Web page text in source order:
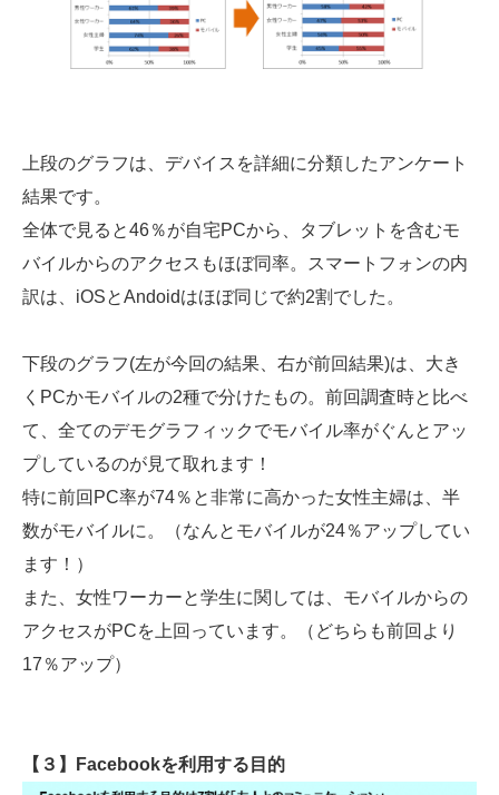
上段のグラフは、デバイスを詳細に分類したアンケート
結果です。
全体で見ると46％が自宅PCから、タブレットを含むモ
バイルからのアクセスもほぼ同率。スマートフォンの内
訳は、iOSとAndoidはほぼ同じで約2割でした。
下段のグラフ(左が今回の結果、右が前回結果)は、大き
くPCかモバイルの2種で分けたもの。前回調査時と比べ
て、全てのデモグラフィックでモバイル率がぐんとアッ
プしているのが見て取れます！
特に前回PC率が74％と非常に高かった女性主婦は、半
数がモバイルに。（なんとモバイルが24％アップしてい
ます！）
また、女性ワーカーと学生に関しては、モバイルからの
アクセスがPCを上回っています。（どちらも前回より
17％アップ）
【３】Facebookを利用する目的